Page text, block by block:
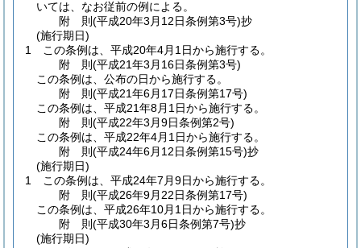
いては、なお従前の例による。
附 則(平成20年3月12日条例第3号)抄
(施行期日)
1
この条例は、平成20年4月1日から施行する。
附 則(平成21年3月16日条例第3号)
この条例は、公布の日から施行する。
附 則(平成21年6月17日条例第17号)
この条例は、平成21年8月1日から施行する。
附 則(平成22年3月9日条例第2号)
この条例は、平成22年4月1日から施行する。
附 則(平成24年6月12日条例第15号)抄
(施行期日)
1
この条例は、平成24年7月9日から施行する。
附 則(平成26年9月22日条例第17号)
この条例は、平成26年10月1日から施行する。
附 則(平成30年3月6日条例第7号)抄
(施行期日)